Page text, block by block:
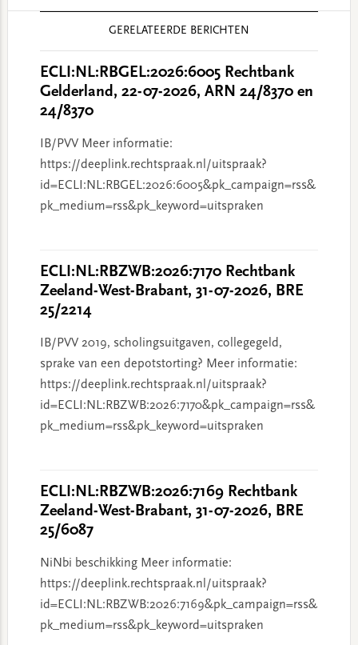
GERELATEERDE BERICHTEN
ECLI:NL:RBGEL:2026:6005 Rechtbank
Gelderland, 22-07-2026, ARN 24/8370 en
24/8370
IB/PVV Meer informatie:
https://deeplink.rechtspraak.nl/uitspraak?
id=ECLI:NL:RBGEL:2026:6005&pk_campaign=rss&
pk_medium=rss&pk_keyword=uitspraken
ECLI:NL:RBZWB:2026:7170 Rechtbank
Zeeland-West-Brabant, 31-07-2026, BRE
25/2214
IB/PVV 2019, scholingsuitgaven, collegegeld,
sprake van een depotstorting? Meer informatie:
https://deeplink.rechtspraak.nl/uitspraak?
id=ECLI:NL:RBZWB:2026:7170&pk_campaign=rss&
pk_medium=rss&pk_keyword=uitspraken
ECLI:NL:RBZWB:2026:7169 Rechtbank
Zeeland-West-Brabant, 31-07-2026, BRE
25/6087
NiNbi beschikking Meer informatie:
https://deeplink.rechtspraak.nl/uitspraak?
id=ECLI:NL:RBZWB:2026:7169&pk_campaign=rss&
pk_medium=rss&pk_keyword=uitspraken